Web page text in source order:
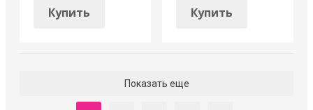
Купить Купить
Показать еще